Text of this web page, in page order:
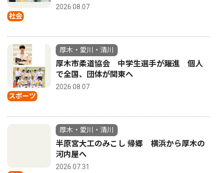
社会
2026.08.07
スポーツ
厚木・愛川・清川
厚木市柔道協会 中学生選手が躍進 個人
で全国、団体が関東へ
2026.08.07
厚木・愛川・清川
半原宮大工のみこし 帰郷 横浜から厚木の
河内屋へ
2026.07.31